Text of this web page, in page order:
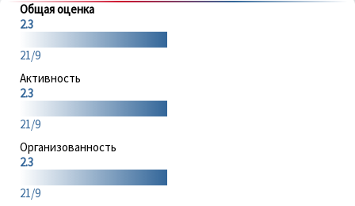
Общая оценка
2.3
21/9
Активность
2.3
21/9
Организованность
2.3
21/9